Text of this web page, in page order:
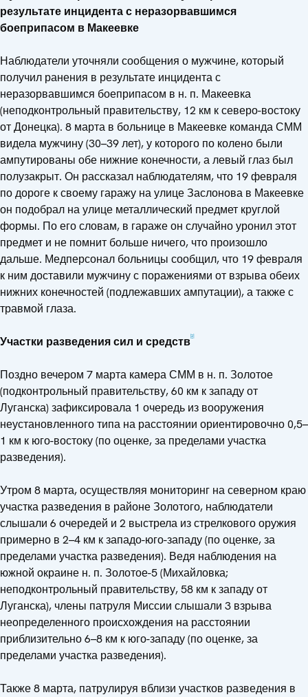
результате инцидента с неразорвавшимся
боеприпасом в Макеевке
Наблюдатели уточняли сообщения о мужчине, который
получил ранения в результате инцидента с
неразорвавшимся боеприпасом в н. п. Макеевка
(неподконтрольный правительству, 12 км к северо-востоку
от Донецка). 8 марта в больнице в Макеевке команда СММ
видела мужчину (30–39 лет), у которого по колено были
ампутированы обе нижние конечности, а левый глаз был
полузакрыт. Он рассказал наблюдателям, что 19 февраля
по дороге к своему гаражу на улице Заслонова в Макеевке
он подобрал на улице металлический предмет круглой
формы. По его словам, в гараже он случайно уронил этот
предмет и не помнит больше ничего, что произошло
дальше. Медперсонал больницы сообщил, что 19 февраля
к ним доставили мужчину с поражениями от взрыва обеих
нижних конечностей (подлежавших ампутации), а также с
травмой глаза.
Участки разведения сил и средств[2]
Поздно вечером 7 марта камера СММ в н. п. Золотое
(подконтрольный правительству, 60 км к западу от
Луганска) зафиксировала 1 очередь из вооружения
неустановленного типа на расстоянии ориентировочно 0,5–
1 км к юго-востоку (по оценке, за пределами участка
разведения).
Утром 8 марта, осуществляя мониторинг на северном краю
участка разведения в районе Золотого, наблюдатели
слышали 6 очередей и 2 выстрела из стрелкового оружия
примерно в 2–4 км к западо-юго-западу (по оценке, за
пределами участка разведения). Ведя наблюдения на
южной окраине н. п. Золотое-5 (Михайловка;
неподконтрольный правительству, 58 км к западу от
Луганска), члены патруля Миссии слышали 3 взрыва
неопределенного происхождения на расстоянии
приблизительно 6–8 км к юго-западу (по оценке, за
пределами участка разведения).
Также 8 марта, патрулируя вблизи участков разведения в